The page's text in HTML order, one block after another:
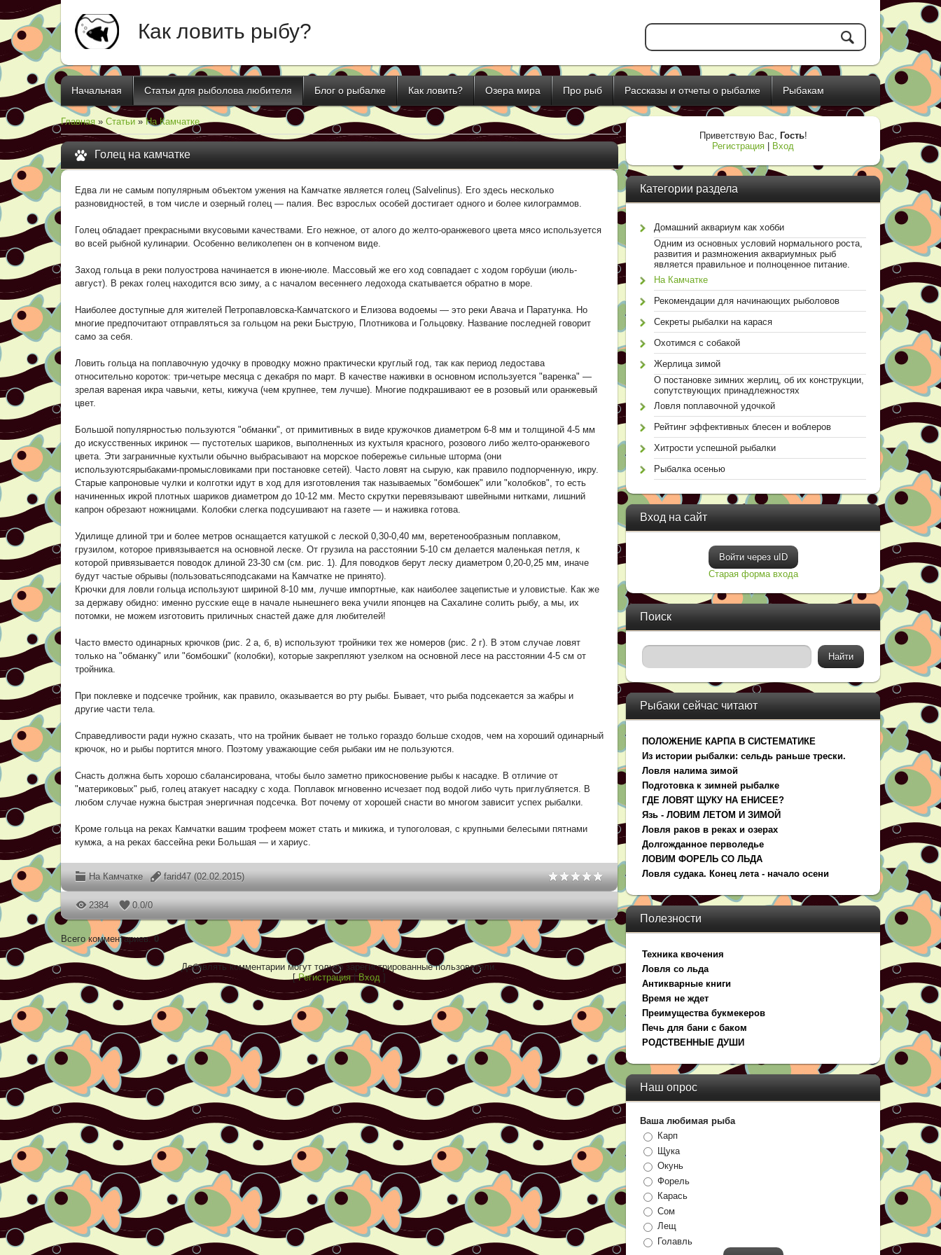
Как ловить рыбу?
Начальная Статьи для рыболова любителя Блог о рыбалке Как ловить? Озера мира Про рыб Рассказы и отчеты о рыбалке Рыбакам
Главная » Статьи » На Камчатке
Голец на камчатке
Едва ли не самым популярным объектом ужения на Камчатке является голец (Salvelinus). Его здесь несколько
разновидностей, в том числе и озерный голец — палия. Вес взрослых особей достигает одного и более килограммов.
Голец обладает прекрасными вкусовыми качествами. Его нежное, от алого до желто-оранжевого цвета мясо используется
во всей рыбной кулинарии. Особенно великолепен он в копченом виде.
Заход гольца в реки полуострова начинается в июне-июле. Массовый же его ход совпадает с ходом горбуши (июль-
август). В реках голец находится всю зиму, а с началом весеннего ледохода скатывается обратно в море.
Наиболее доступные для жителей Петропавловска-Камчатского и Елизова водоемы — это реки Авача и Паратунка. Но
многие предпочитают отправляться за гольцом на реки Быструю, Плотникова и Гольцовку. Название последней говорит
само за себя.
Ловить гольца на поплавочную удочку в проводку можно практически круглый год, так как период ледостава
относительно короток: три-четыре месяца с декабря по март. В качестве наживки в основном используется "варенка" —
зрелая вареная икра чавычи, кеты, кижуча (чем крупнее, тем лучше). Многие подкрашивают ее в розовый или оранжевый
цвет.
Большой популярностью пользуются "обманки", от примитивных в виде кружочков диаметром 6-8 мм и толщиной 4-5 мм
до искусственных икринок — пустотелых шариков, выполненных из кухтыля красного, розового либо желто-оранжевого
цвета. Эти заграничные кухтыли обычно выбрасывают на морское побережье сильные шторма (они
используютсярыбаками-промысловиками при постановке сетей). Часто ловят на сырую, как правило подпорченную, икру.
Старые капроновые чулки и колготки идут в ход для изготовления так называемых "бомбошек" или "колобков", то есть
начиненных икрой плотных шариков диаметром до 10-12 мм. Место скрутки перевязывают швейными нитками, лишний
капрон обрезают ножницами. Колобки слегка подсушивают на газете — и наживка готова.
Удилище длиной три и более метров оснащается катушкой с леской 0,30-0,40 мм, веретенообразным поплавком,
грузилом, которое привязывается на основной леске. От грузила на расстоянии 5-10 см делается маленькая петля, к
которой привязывается поводок длиной 23-30 см (см. рис. 1). Для поводков берут леску диаметром 0,20-0,25 мм, иначе
будут частые обрывы (пользоватьсяподсаками на Камчатке не принято).
Крючки для ловли гольца используют шириной 8-10 мм, лучше импортные, как наиболее зацепистые и уловистые. Как же
за державу обидно: именно русские еще в начале нынешнего века учили японцев на Сахалине солить рыбу, а мы, их
потомки, не можем изготовить приличных снастей даже для любителей!
Часто вместо одинарных крючков (рис. 2 а, б, в) используют тройники тех же номеров (рис. 2 г). В этом случае ловят
только на "обманку" или "бомбошки" (колобки), которые закрепляют узелком на основной лесе на расстоянии 4-5 см от
тройника.
При поклевке и подсечке тройник, как правило, оказывается во рту рыбы. Бывает, что рыба подсекается за жабры и
другие части тела.
Справедливости ради нужно сказать, что на тройник бывает не только гораздо больше сходов, чем на хороший одинарный
крючок, но и рыбы портится много. Поэтому уважающие себя рыбаки им не пользуются.
Снасть должна быть хорошо сбалансирована, чтобы было заметно прикосновение рыбы к насадке. В отличие от
"материковых" рыб, голец атакует насадку с хода. Поплавок мгновенно исчезает под водой либо чуть приглубляется. В
любом случае нужна быстрая энергичная подсечка. Вот почему от хорошей снасти во многом зависит успех рыбалки.
Кроме гольца на реках Камчатки вашим трофеем может стать и микижа, и тупоголовая, с крупными белесыми пятнами
кумжа, а на реках бассейна реки Большая — и хариус.
На Камчатке farid47(02.02.2015)
2384 0.0/0
Всего комментариев:0
Добавлять комментарии могут только зарегистрированные пользователи.
[Регистрация|Вход
Приветствую Вас, Гость!
Регистрация
Вход
Категории раздела
Домашний аквариум как хобби
Одним из основных условий нормального роста,
развития и размножения аквариумных рыб
является правильное и полноценное питание.
На Камчатке
Рекомендации для начинающих рыболовов
Секреты рыбалки на карася
Охотимся с собакой
Жерлица зимой
О постановке зимних жерлиц, об их конструкции,
сопутствующих принадлежностях
Ловля поплавочной удочкой
Рейтинг эффективных блесен и воблеров
Хитрости успешной рыбалки
Рыбалка осенью
Вход на сайт
Войти через uID
Старая форма входа
Поиск
Рыбаки сейчас читают
ПОЛОЖЕНИЕ КАРПА В СИСТЕМАТИКЕ
Из истории рыбалки: сельдь раньше трески.
Ловля налима зимой
Подготовка к зимней рыбалке
ГДЕ ЛОВЯТ ЩУКУ НА ЕНИСЕЕ?
Язь - ЛОВИМ ЛЕТОМ И ЗИМОЙ
Ловля раков в реках и озерах
Долгожданное перволедье
ЛОВИМ ФОРЕЛЬ СО ЛЬДА
Ловля судака. Конец лета - начало осени
Полезности
Техника квочения
Ловля со льда
Антикварные книги
Время не ждет
Преимущества букмекеров
Печь для бани с баком
РОДСТВЕННЫЕ ДУШИ
Наш опрос
Ваша любимая рыба
Карп
Щука
Окунь
Форель
Карась
Сом
Лещ
Голавль